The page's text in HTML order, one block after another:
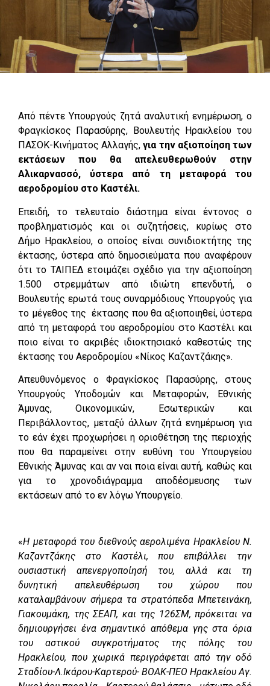
Από πέντε Υπουργούς ζητά αναλυτική ενημέρωση, ο
Φραγκίσκος Παρασύρης, Βουλευτής Ηρακλείου του
ΠΑΣΟΚ-Κινήματος Αλλαγής,για την αξιοποίηση των
εκτάσεων που θα απελευθερωθούν στην
Αλικαρνασσό, ύστερα από τη μεταφορά του
αεροδρομίου στο Καστέλι.
Επειδή, το τελευταίο διάστημα είναι έντονος ο
προβληματισμός και οι συζητήσεις, κυρίως στο
Δήμο Ηρακλείου, ο οποίος είναι συνιδιοκτήτης της
έκτασης, ύστερα από δημοσιεύματα που αναφέρουν
ότι το ΤΑΙΠΕΔ ετοιμάζει σχέδιο για την αξιοποίηση
1.500 στρεμμάτων από ιδιώτη επενδυτή, ο
Βουλευτής ερωτά τους συναρμόδιους Υπουργούς για
το μέγεθος της έκτασης που θα αξιοποιηθεί, ύστερα
από τη μεταφορά του αεροδρομίου στο Καστέλι και
ποιο είναι το ακριβές ιδιοκτησιακό καθεστώς της
έκτασης του Αεροδρομίου «Νίκος Καζαντζάκης».
Απευθυνόμενος ο Φραγκίσκος Παρασύρης, στους
Υπουργούς Υποδομών και Μεταφορών, Εθνικής
Άμυνας, Οικονομικών, Εσωτερικών και
Περιβάλλοντος, μεταξύ άλλων ζητά ενημέρωση για
το εάν έχει προχωρήσει η οριοθέτηση της περιοχής
που θα παραμείνει στην ευθύνη του Υπουργείου
Εθνικής Άμυνας και αν ναι ποια είναι αυτή, καθώς και
για το χρονοδιάγραμμα αποδέσμευσης των
εκτάσεων από το εν λόγω Υπουργείο.
«Η μεταφορά του διεθνούς αερολιμένα Ηρακλείου Ν.
Καζαντζάκης στο Καστέλι, που επιβάλλει την
ουσιαστική απενεργοποίησή του, αλλά και τη
δυνητική απελευθέρωση του χώρου που
καταλαμβάνουν σήμερα τα στρατόπεδα Μπετεινάκη,
Γιακουμάκη, της ΣΕΑΠ, και της 126ΣΜ, πρόκειται να
δημιουργήσει ένα σημαντικό απόθεμα γης στα όρια
του αστικού συγκροτήματος της πόλης του
Ηρακλείου, που χωρικά περιγράφεται από την οδό
Σταδίου-Λ.Ικάρου-Καρτερού- ΒΟΑΚ-ΠΕΟ Ηρακλείου Αγ.